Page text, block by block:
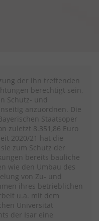
der ihn treffenden
berechtigt sein,
Schutz- und
anzuordnen. Die
Staatsoper
zuletzt 8.351,86 Euro
2020/21 hat die
zum Schutz der
bereits bauliche
wie den Umbau des
von Zu- und
ihres betrieblichen
u.a. mit dem
Universität
der Isar eine